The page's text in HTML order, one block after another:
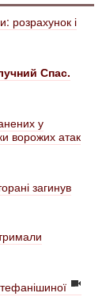
розрахунок і
Спас.
у
ворожих атак
загинув